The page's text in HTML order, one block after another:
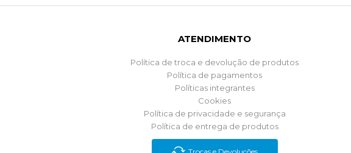
ATENDIMENTO
Política de troca e devolução de produtos
Política de pagamentos
Políticas integrantes
Cookies
Política de privacidade e segurança
Política de entrega de produtos